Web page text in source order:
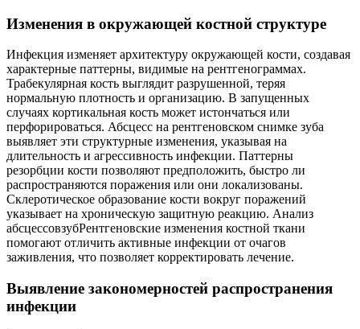
Изменения в окружающей костной структуре
Инфекция изменяет архитектуру окружающей кости, создавая
характерные паттерны, видимые на рентгенограммах.
Трабекулярная кость выглядит разрушенной, теряя
нормальную плотность и организацию. В запущенных
случаях кортикальная кость может истончаться или
перфорироваться. Абсцесс на рентгеновском снимке зуба
выявляет эти структурные изменения, указывая на
длительность и агрессивность инфекции. Паттерны
резорбции кости позволяют предположить, быстро ли
распространяются поражения или они локализованы.
Склеротическое образование кости вокруг поражений
указывает на хроническую защитную реакцию. Анализ
абсцессовзубРентгеновские изменения костной ткани
помогают отличить активные инфекции от очагов
заживления, что позволяет корректировать лечение.
Выявление закономерностей распространения
инфекции